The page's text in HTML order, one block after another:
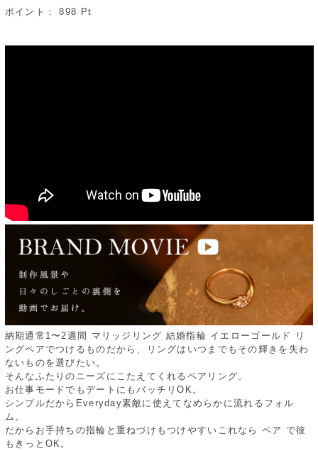
ポイント：898 Pt
納期通常1〜2週間 マリッジリング 結婚指輪 イエローゴールド リ
ングペアでつけるものだから、リングはいつまでもその輝きを失わ
ないものを選びたい。
そんなふたりのニーズにこたえてくれるペアリング。
お仕事モードでもデートにもバッチリOK。
シンプルだからEveryday素敵に使えてなめらかに流れるフォル
ム。
だからお手持ちの指輪と重ねづけもつけやすいこれなら ペア で彼
もきっとOK。